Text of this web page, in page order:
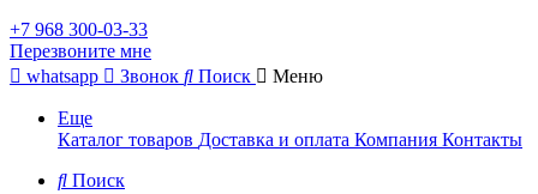
+7 968 300-03-33
Перезвоните мне
whatsapp
Звонок Поиск Меню
Еще
Каталог товаров Доставка и оплата Компания Контакты
Поиск